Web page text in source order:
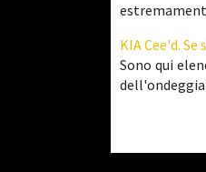
KIA Cee'd.
Sono qui